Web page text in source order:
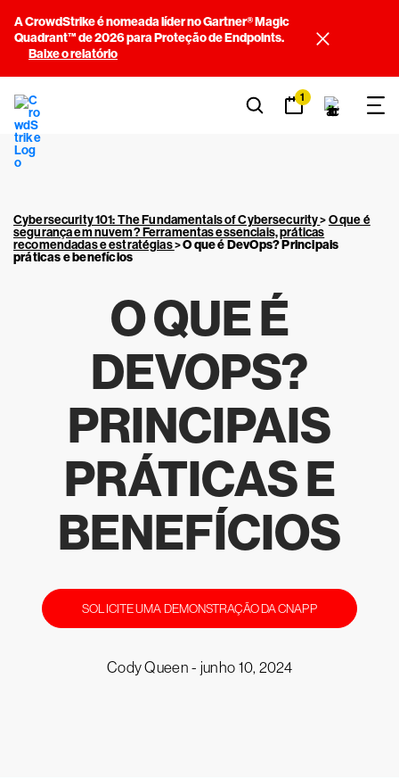
A CrowdStrike é nomeada líder no Gartner® Magic
Quadrant™ de 2026 para Proteção de Endpoints.
Baixe o relatório
1
Cybersecurity 101: The Fundamentals of Cybersecurity>O que é
segurança em nuvem? Ferramentas essenciais, práticas
recomendadas e estratégias>O que é DevOps? Principais
práticas e benefícios
O QUE É
DEVOPS?
PRINCIPAIS
PRÁTICAS E
BENEFÍCIOS
SOLICITE UMA DEMONSTRAÇÃO DA CNAPP
Cody Queen - junho 10, 2024